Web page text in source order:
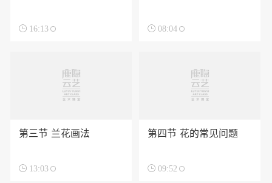
 16:13  08:04
第三节 兰花画法
 13:03
第四节 花的常见问题
 09:52